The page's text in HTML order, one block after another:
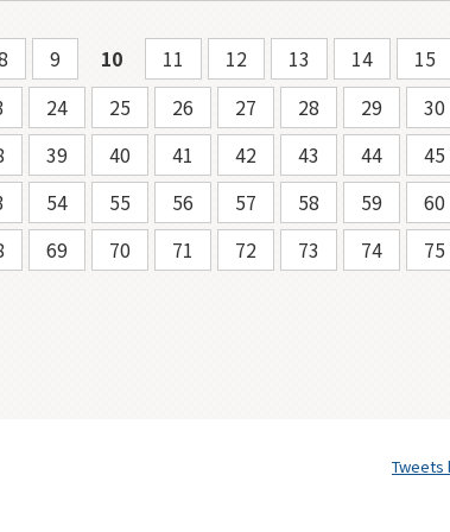
9 10 11 12 13 14
15
24 25 26 27 28 29
30
39 40 41 42 43 44
45
54 55 56 57 58 59
60
69 70 71 72 73 74
75
Tweets